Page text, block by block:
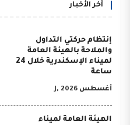
أخر الأخبار
إنتظام حركتي التداول
والملاحة بالهيئة العامة
لميناء الإسكندرية خلال 24
ساعة
أغسطس J, 2026
الهيئة العامة لميناء